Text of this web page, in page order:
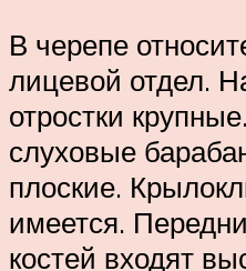
В черепе
лицевой отдел.
отростки
слуховые
плоские.
имеется.
костей входят